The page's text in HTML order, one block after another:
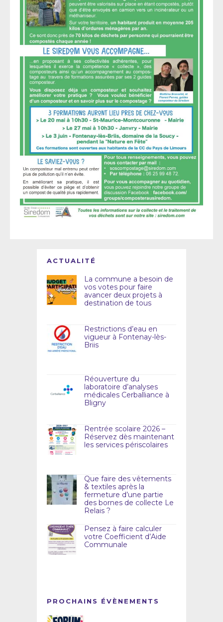
ACTUALITÉ
La commune a besoin de
vos votes pour faire
avancer deux projets à
destination de tous
Restrictions d’eau en
vigueur à Fontenay-lès-
Briis
Réouverture du
laboratoire d’analyses
médicales Cerballiance à
Bligny
Rentrée scolaire 2026 –
Réservez dès maintenant
les services périscolaires
Que faire des vêtements
& textiles après la
fermeture d’une partie
des bornes de collecte Le
Relais ?
Pensez à faire calculer
votre Coefficient d’Aide
Communale
PROCHAINS ÉVÈNEMENTS